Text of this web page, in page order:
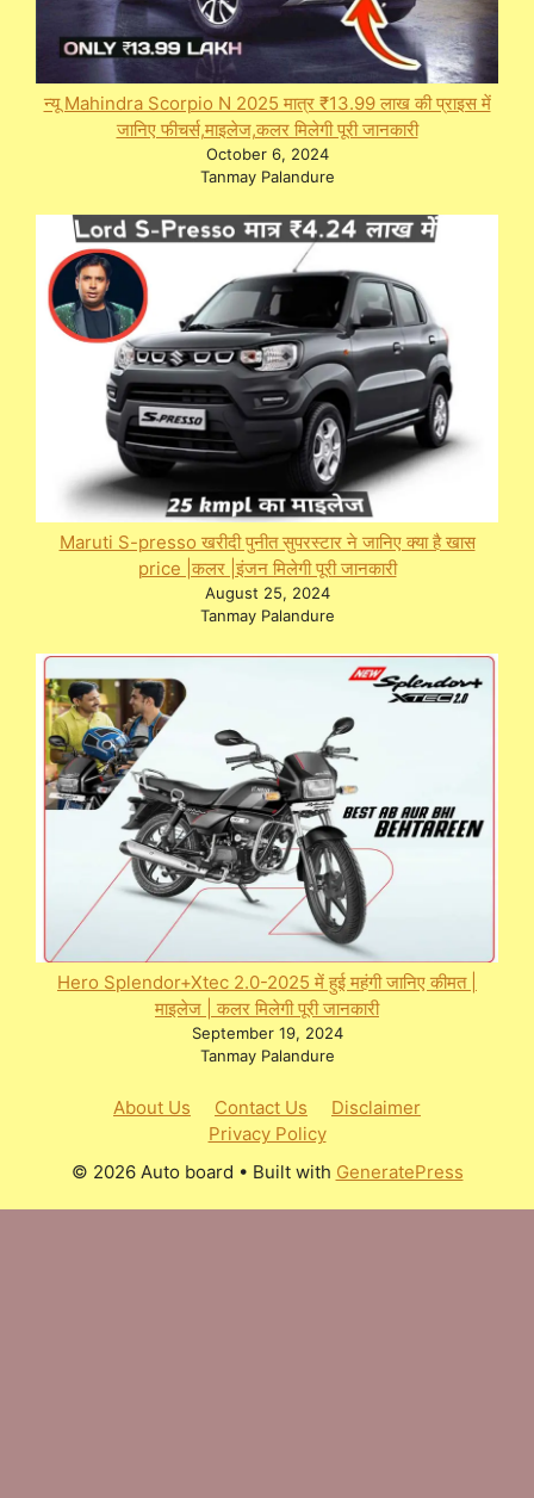
न्यू Mahindra Scorpio N 2025 मात्र ₹13.99 लाख की प्राइस में
जानिए फीचर्स,माइलेज,कलर मिलेगी पूरी जानकारी
October 6, 2024
Tanmay Palandure
Maruti S-presso खरीदी पुनीत सुपरस्टार ने जानिए क्या है खास
price |कलर |इंजन मिलेगी पूरी जानकारी
August 25, 2024
Tanmay Palandure
Hero Splendor+Xtec 2.0-2025 में हुई महंगी जानिए कीमत |
माइलेज | कलर मिलेगी पूरी जानकारी
September 19, 2024
Tanmay Palandure
About Us Contact Us
Disclaimer
Privacy Policy
© 2026 Auto board • Built with GeneratePress